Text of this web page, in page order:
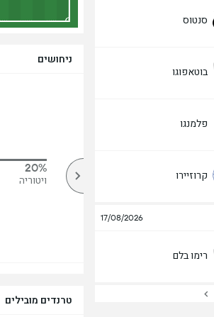
סנטוס
בוטאפוגו
פלמנגו
קרוזיירו
17/08/2026
רימו בלם
ניחושים
20%
ויטוריה
טרנדים מובילים